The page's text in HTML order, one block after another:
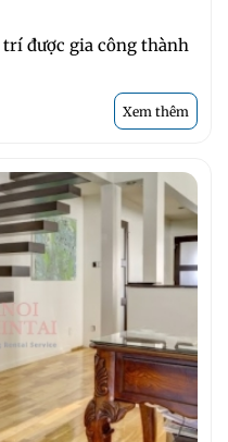
được gia công thành
Xem thêm